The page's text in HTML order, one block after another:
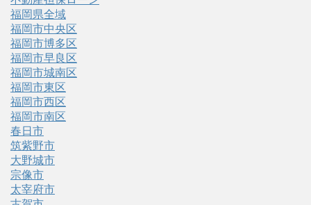
福岡県全域
福岡市中央区
福岡市博多区
福岡市早良区
福岡市城南区
福岡市東区
福岡市西区
福岡市南区
春日市
筑紫野市
大野城市
宗像市
太宰府市